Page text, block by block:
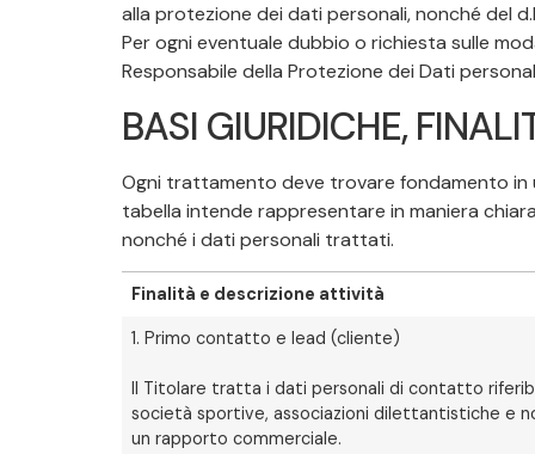
alla protezione dei dati personali, nonché del
Per ogni eventuale dubbio o richiesta sulle
Responsabile della Protezione dei Dati
BASI GIURIDICHE,
Ogni trattamento deve trovare fondamento in
tabella intende rappresentare in maniera
nonché i dati personali trattati.
Finalità e descrizione attività
1. Primo contatto e lead (cliente)
Il Titolare tratta i dati personali di contatto
società sportive, associazioni dilettantistiche e
un rapporto commerciale.